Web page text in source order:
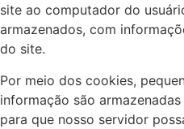
site ao computador do
armazenados, com
do site.
Por meio dos cookies,
informação são
para que nosso servidor